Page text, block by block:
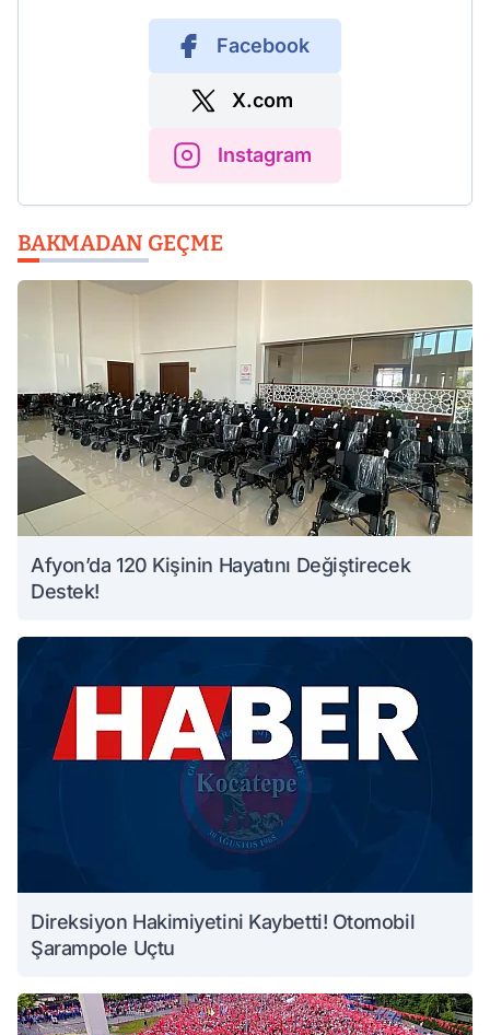
Facebook
X.com
Instagram
BAKMADAN GEÇME
Afyon’da 120 Kişinin Hayatını Değiştirecek
Destek!
Direksiyon Hakimiyetini Kaybetti! Otomobil
Şarampole Uçtu